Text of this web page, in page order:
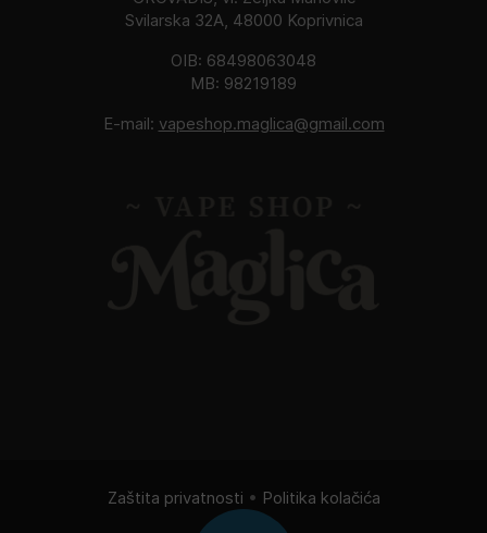
Svilarska 32A, 48000 Koprivnica
OIB: 68498063048
MB: 98219189
E-mail: vapeshop.maglica@gmail.com
Zaštita privatnosti • Politika kolačića